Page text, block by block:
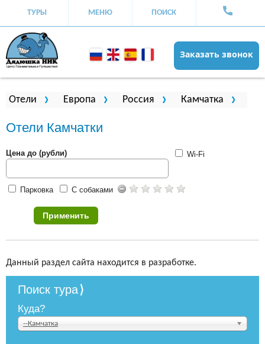
ТУРЫ МЕНЮ ПОИСК
Заказать звонок
Вы здесь
Отели Европа Россия Камчатка
Отели Камчатки
Цена до (рубли) Wi-Fi
Парковка С собаками
Данный раздел сайта находится в разработке.
Поиск тура
Куда?
--Камчатка